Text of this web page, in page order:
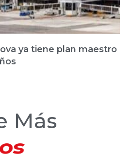
ya tiene plan maestro
Más